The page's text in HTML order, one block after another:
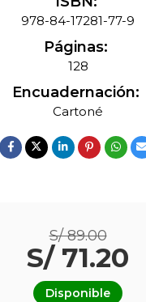
978-84-17281-77-9
Páginas:
128
Encuadernación:
Cartoné
S/ 89.00
S/ 71.20
Disponible